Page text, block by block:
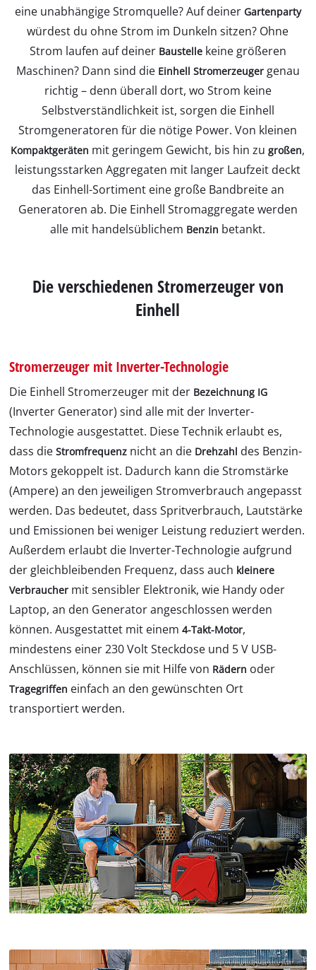
eine unabhängige Stromquelle? Auf deiner Gartenparty
würdest du ohne Strom im Dunkeln sitzen? Ohne
Strom laufen auf deiner Baustelle keine größeren
Maschinen? Dann sind die Einhell Stromerzeugergenau
richtig – denn überall dort, wo Strom keine
Selbstverständlichkeit ist, sorgen die Einhell
Stromgeneratoren für die nötige Power. Von kleinen
Kompaktgeräten mit geringem Gewicht, bis hin zugroßen,
leistungsstarken Aggregaten mit langer Laufzeit deckt
das Einhell-Sortiment eine große Bandbreite an
Generatoren ab. Die Einhell Stromaggregate werden
alle mit handelsüblichem Benzin betankt.
Die verschiedenen Stromerzeuger von
Einhell
Stromerzeuger mit Inverter-Technologie
Die Einhell Stromerzeuger mit der Bezeichnung IG
(Inverter Generator) sind alle mit der Inverter-
Technologie ausgestattet. Diese Technik erlaubt es,
dass dieStromfrequenz nicht an die Drehzahl des Benzin-
Motors gekoppelt ist. Dadurch kann die Stromstärke
(Ampere) an den jeweiligen Stromverbrauch angepasst
werden. Das bedeutet, dass Spritverbrauch, Lautstärke
und Emissionen bei weniger Leistung reduziert werden.
Außerdem erlaubt die Inverter-Technologie aufgrund
der gleichbleibenden Frequenz, dass auch kleinere
Verbraucher mit sensibler Elektronik, wie Handy oder
Laptop, an den Generator angeschlossen werden
können. Ausgestattet mit einem4-Takt-Motor,
mindestens einer 230 Volt Steckdose und 5 V USB-
Anschlüssen, können sie mit Hilfe von Rädern oder
Tragegriffen einfach an den gewünschten Ort
transportiert werden.